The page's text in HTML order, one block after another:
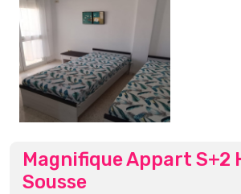
Magnifique Appart S+2
Sousse